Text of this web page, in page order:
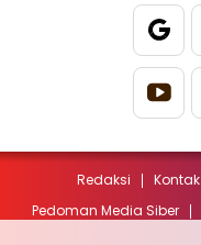
Redaksi Kontak
Pedoman Media Siber